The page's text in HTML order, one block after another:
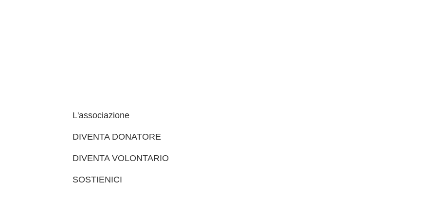
L'associazione
DIVENTA DONATORE
DIVENTA VOLONTARIO
SOSTIENICI